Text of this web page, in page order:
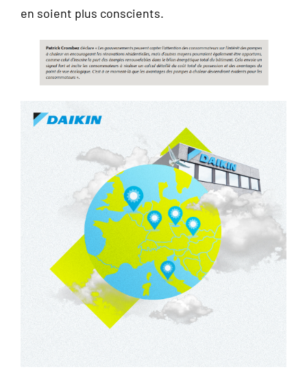
en soient plus conscients.